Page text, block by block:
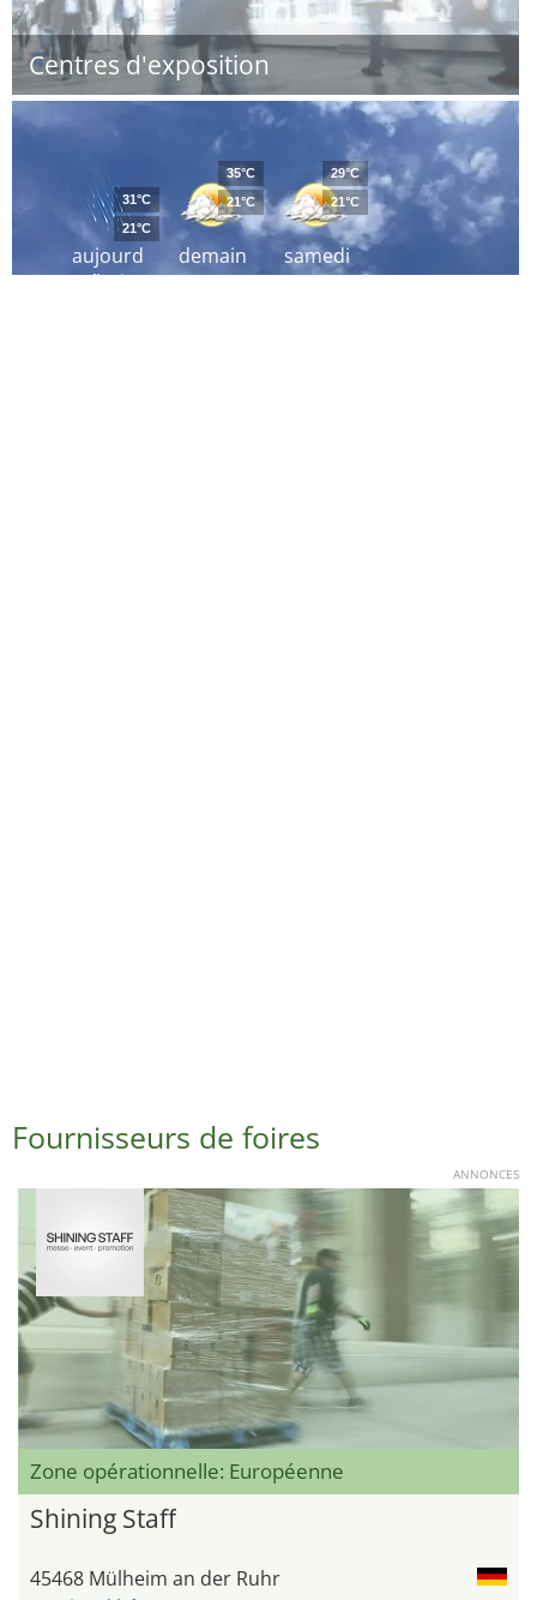
Centres d'exposition
aujourd
´hui
31°C
21°C
demain
35°C
21°C
samedi
29°C
21°C
Fournisseurs de foires
ANNONCES
Zone opérationnelle: Européenne
Shining Staff
45468 Mülheim an der Ruhr